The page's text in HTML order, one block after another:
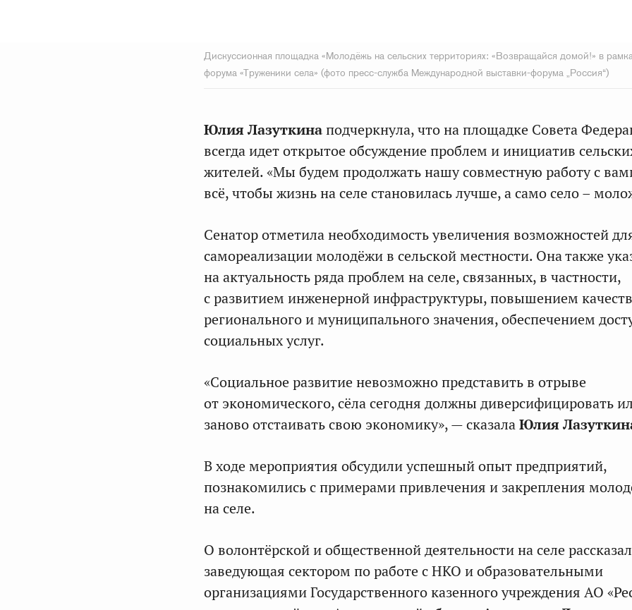
Дискуссионная площадка «Молодёжь на сельских территориях: «Возвращайся домой!» в
форума «Труженики села» (фото пресс-служба Международной выставки-форума „Россия“)
Юлия Лазуткинаподчеркнула, что на площадке Совета
всегда идет открытое обсуждение проблем и инициатив
жителей. «Мы будем продолжать нашу совместную работу с
всё, чтобы жизнь на селе становилась лучше, а само село –
Сенатор отметила необходимость увеличения возможностей
самореализации молодёжи в сельской местности. Она также
на актуальность ряда проблем на селе, связанных, в частности,
с развитием инженерной инфраструктуры, повышением
регионального и муниципального значения, обеспечением
социальных услуг.
«Социальное развитие невозможно представить в отрыве
от экономического, сёла сегодня должны диверсифицировать
заново отстаивать свою экономику», — сказалаЮлия
В ходе мероприятия обсудили успешный опыт предприятий,
познакомились с примерами привлечения и закрепления
на селе.
О волонтёрской и общественной деятельности на селе
заведующая сектором по работе с НКО и образовательными
организациями Государственного казенного учреждения АО